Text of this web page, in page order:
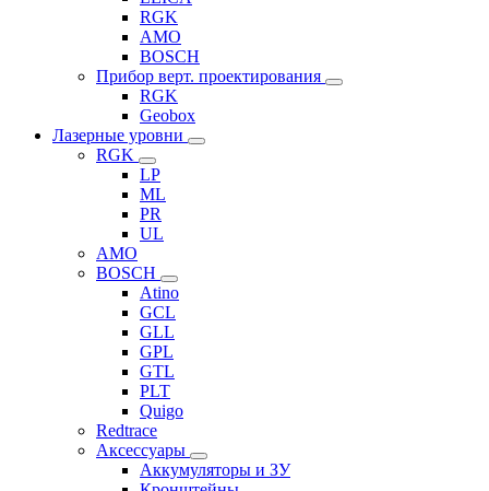
RGK
AMO
BOSCH
Прибор верт. проектирования
RGK
Geobox
Лазерные уровни
RGK
LP
ML
PR
UL
AMO
BOSCH
Atino
GCL
GLL
GPL
GTL
PLT
Quigo
Redtrace
Аксессуары
Аккумуляторы и ЗУ